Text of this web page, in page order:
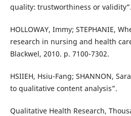
quality: trustworthiness or
HOLLOWAY, Immy; STEPHANIE,
research in nursing and health
Blackwel, 2010. p. 7100-7302.
HSIIEH, Hsiu-Fang; SHANNON,
to qualitative content analysis”.
Qualitative Health Research,